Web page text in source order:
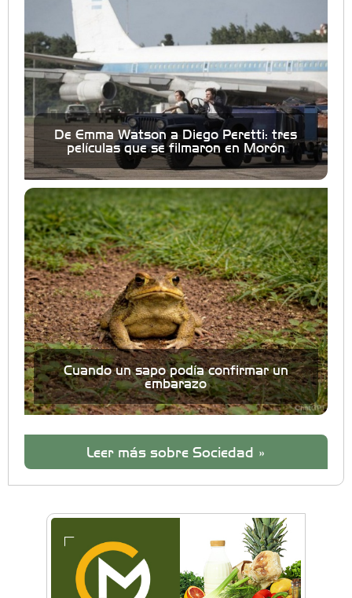
De Emma Watson a Diego Peretti: tres
películas que se filmaron en Morón
Cuando un sapo podía confirmar un
embarazo
Leer más sobre Sociedad »